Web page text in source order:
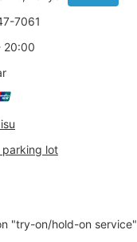
7061
20:00
parking lot
"try-on/hold-on